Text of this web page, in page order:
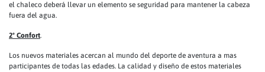
el chaleco deberá llevar un elemento se seguridad para mantener la cabeza
fuera del agua.
2º Confort.
Los nuevos materiales acercan al mundo del deporte de aventura a mas
participantes de todas las edades. La calidad y diseño de estos materiales